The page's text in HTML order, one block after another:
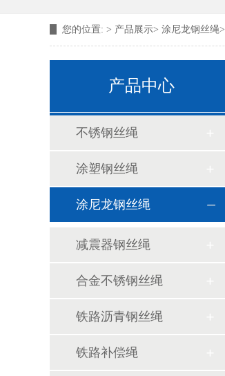
您的位置: > 产品展示> 涂尼龙钢丝绳>
产品中心
不锈钢丝绳
涂塑钢丝绳
涂尼龙钢丝绳
减震器钢丝绳
合金不锈钢丝绳
铁路沥青钢丝绳
铁路补偿绳